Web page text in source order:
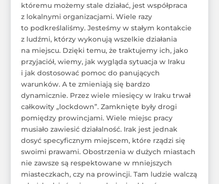
któremu możemy stale działać, jest współpraca
z lokalnymi organizacjami. Wiele razy
to podkreślaliśmy. Jesteśmy w stałym kontakcie
z ludźmi, którzy wykonują wszelkie działania
na miejscu. Dzięki temu, że traktujemy ich, jako
przyjaciół, wiemy, jak wygląda sytuacja w Iraku
i jak dostosować pomoc do panujących
warunków. A te zmieniają się bardzo
dynamicznie. Przez wiele miesięcy w Iraku trwał
całkowity „lockdown”. Zamknięte były drogi
pomiędzy prowincjami. Wiele miejsc pracy
musiało zawiesić działalność. Irak jest jednak
dosyć specyficznym miejscem, które rządzi się
swoimi prawami. Obostrzenia w dużych miastach
nie zawsze są respektowane w mniejszych
miasteczkach, czy na prowincji. Tam ludzie walczą